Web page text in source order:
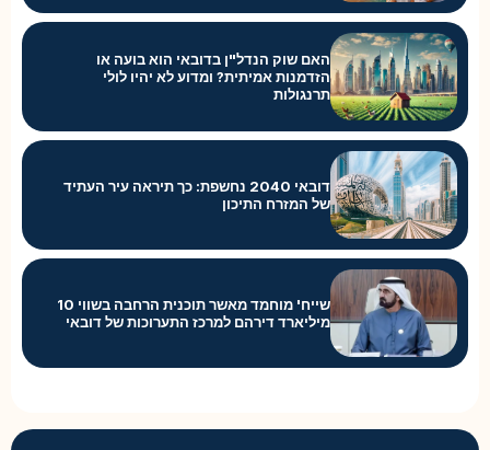
האם שוק הנדל"ן בדובאי הוא בועה או
הזדמנות אמיתית? ומדוע לא יהיו לולי
תרנגולות
דובאי 2040 נחשפת: כך תיראה עיר העתיד
של המזרח התיכון
שייח' מוחמד מאשר תוכנית הרחבה בשווי 10
מיליארד דירהם למרכז התערוכות של דובאי